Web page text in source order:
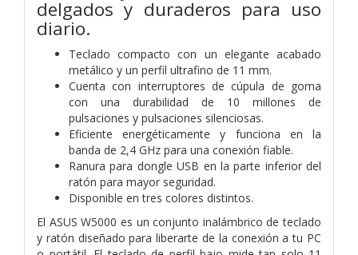
delgados y duraderos para uso
diario.
Teclado compacto con un elegante acabado
metálico y un perfil ultrafino de 11 mm.
Cuenta con interruptores de cúpula de goma
con una durabilidad de 10 millones de
pulsaciones y pulsaciones silenciosas.
Eficiente energéticamente y funciona en la
banda de 2,4 GHz para una conexión fiable.
Ranura para dongle USB en la parte inferior del
ratón para mayor seguridad.
Disponible en tres colores distintos.
El ASUS W5000 es un conjunto inalámbrico de teclado
y ratón diseñado para liberarte de la conexión a tu PC